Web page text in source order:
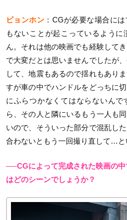
ビョンホン ：CGが必要な場合に
もないことが起こっているよう
ん。それは他の映画でも経験して
で大変だとは思いませんでしたが
して、地震もあるので揺れもあり
すが車の中でハンドルをどっちに
にふらつかなくてはならないんで
ら、その人と隣にいるもう一人も
いので、そういった部分で混乱し
合わないともう一回撮り直して…と
──CGによって完成された映画の
はどのシーンでしょうか？